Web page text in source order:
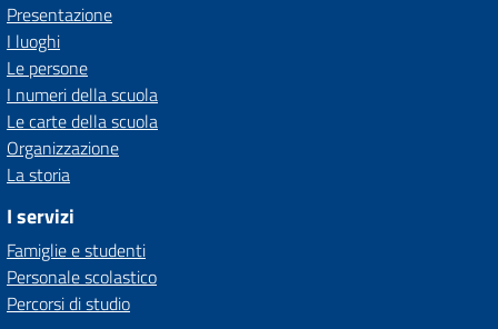
Presentazione
I luoghi
Le persone
I numeri della scuola
Le carte della scuola
Organizzazione
La storia
I servizi
Famiglie e studenti
Personale scolastico
Percorsi di studio